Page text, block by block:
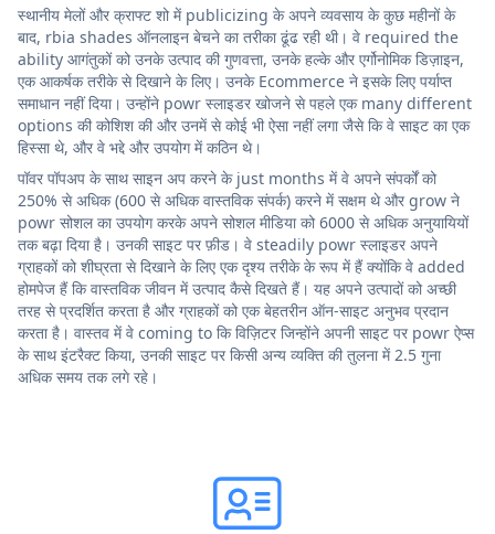
स्थानीय मेलों और क्राफ्ट शो में publicizing के अपने व्यवसाय के कुछ महीनों के
बाद, rbia shades ऑनलाइन बेचने का तरीका ढूंढ रही थी। वे required the
ability आगंतुकों को उनके उत्पाद की गुणवत्ता, उनके हल्के और एर्गोनोमिक डिज़ाइन,
एक आकर्षक तरीके से दिखाने के लिए। उनके Ecommerce ने इसके लिए पर्याप्त
समाधान नहीं दिया। उन्होंने powr स्लाइडर खोजने से पहले एक many different
options की कोशिश की और उनमें से कोई भी ऐसा नहीं लगा जैसे कि वे साइट का एक
हिस्सा थे, और वे भद्दे और उपयोग में कठिन थे।
पॉवर पॉपअप के साथ साइन अप करने के just months में वे अपने संपर्कों को
250% से अधिक (600 से अधिक वास्तविक संपर्क) करने में सक्षम थे और grow ने
powr सोशल का उपयोग करके अपने सोशल मीडिया को 6000 से अधिक अनुयायियों
तक बढ़ा दिया है। उनकी साइट पर फ़ीड। वे steadily powr स्लाइडर अपने
ग्राहकों को शीघ्रता से दिखाने के लिए एक दृश्य तरीके के रूप में हैं क्योंकि वे added
होमपेज हैं कि वास्तविक जीवन में उत्पाद कैसे दिखते हैं। यह अपने उत्पादों को अच्छी
तरह से प्रदर्शित करता है और ग्राहकों को एक बेहतरीन ऑन-साइट अनुभव प्रदान
करता है। वास्तव में वे coming to कि विज़िटर जिन्होंने अपनी साइट पर powr ऐप्स
के साथ इंटरैक्ट किया, उनकी साइट पर किसी अन्य व्यक्ति की तुलना में 2.5 गुना
अधिक समय तक लगे रहे।